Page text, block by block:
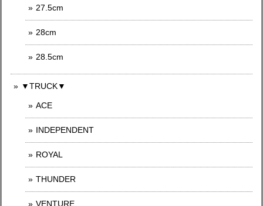
27.5cm
28cm
28.5cm
▼TRUCK▼
ACE
INDEPENDENT
ROYAL
THUNDER
VENTURE